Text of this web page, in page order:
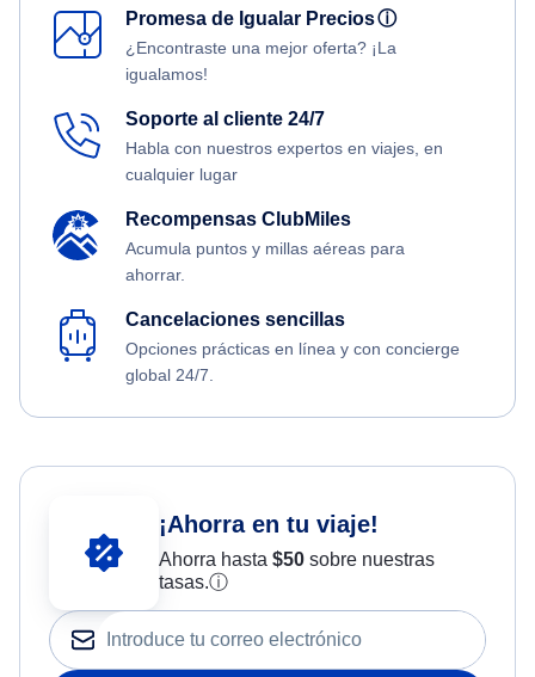
Promesa de Igualar Preciosⓘ
¿Encontraste una mejor oferta? ¡La
igualamos!
Soporte al cliente 24/7
Habla con nuestros expertos en viajes, en
cualquier lugar
Recompensas ClubMiles
Acumula puntos y millas aéreas para
ahorrar.
Cancelaciones sencillas
Opciones prácticas en línea y con concierge
global 24/7.
¡Ahorra en tu viaje!
Ahorra hasta $50sobre nuestras
tasas.ⓘ